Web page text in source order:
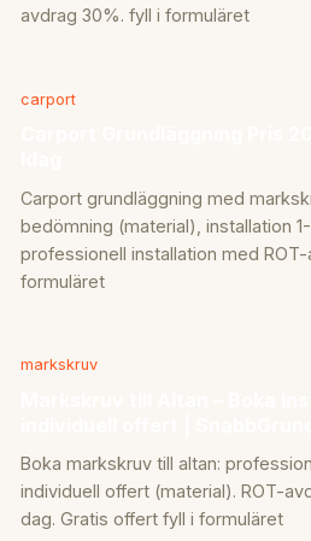
avdrag 30%. fyll i formuläret
carport
Carport grundläggning med
bedömning (material), installation
professionell installation med
formuläret
markskruv
Boka markskruv till altan:
individuell offert (material). ROT-
dag. Gratis offert fyll i formuläret